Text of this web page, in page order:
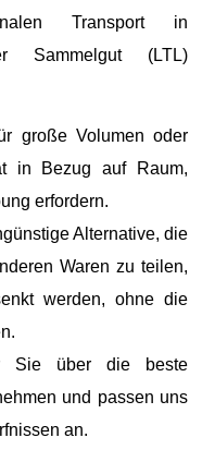
Transport in
Sammelgut (LTL)
große Volumen oder
in Bezug auf Raum,
erfordern.
Alternative, die
Waren zu teilen,
werden, ohne die
Sie über die beste
und passen uns
an.